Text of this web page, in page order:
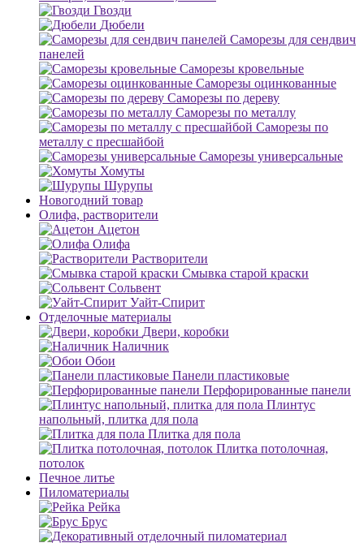
Гвозди
Дюбели
Саморезы для сендвич
панелей
Саморезы кровельные
Саморезы оцинкованные
Саморезы по дереву
Саморезы по металлу
Саморезы по
металлу с пресшайбой
Саморезы универсальные
Хомуты
Шурупы
Новогодний товар
Олифа, растворители
Ацетон
Олифа
Растворители
Смывка старой краски
Сольвент
Уайт-Спирит
Отделочные материалы
Двери, коробки
Наличник
Обои
Панели пластиковые
Перфорированные панели
Плинтус
напольный, плитка для пола
Плитка для пола
Плитка потолочная,
потолок
Печное литье
Пиломатериалы
Рейка
Брус